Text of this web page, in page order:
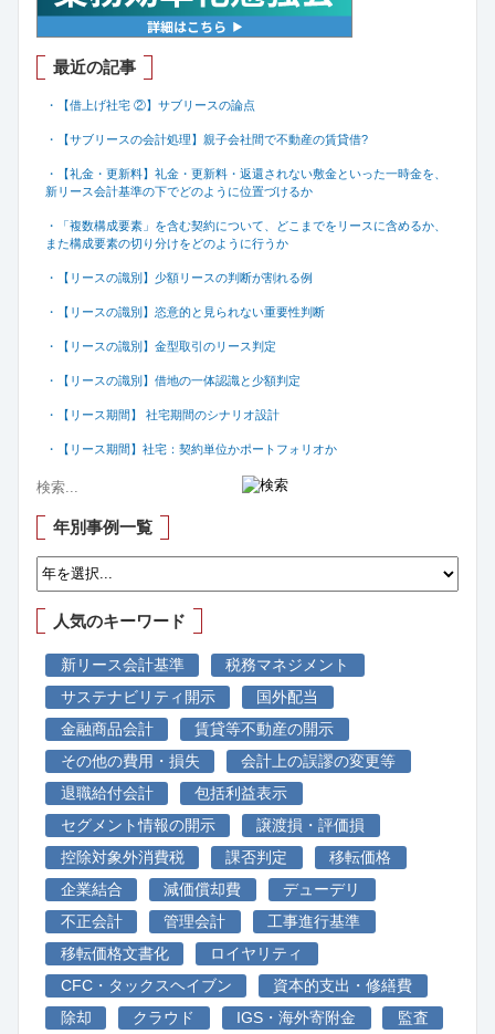
最近の記事
・【借上げ社宅 ②】サブリースの論点
・【サブリースの会計処理】親子会社間で不動産の賃貸借?
・【礼金・更新料】礼金・更新料・返還されない敷金といった一時金を、
新リース会計基準の下でどのように位置づけるか
・「複数構成要素」を含む契約について、どこまでをリースに含めるか、
また構成要素の切り分けをどのように行うか
・【リースの識別】少額リースの判断が割れる例
・【リースの識別】恣意的と見られない重要性判断
・【リースの識別】金型取引のリース判定
・【リースの識別】借地の一体認識と少額判定
・【リース期間】 社宅期間のシナリオ設計
・【リース期間】社宅：契約単位かポートフォリオか
年別事例一覧
人気のキーワード
新リース会計基準
税務マネジメント
サステナビリティ開示
国外配当
金融商品会計
賃貸等不動産の開示
その他の費用・損失
会計上の誤謬の変更等
退職給付会計
包括利益表示
セグメント情報の開示
譲渡損・評価損
控除対象外消費税
課否判定
移転価格
企業結合
減価償却費
デューデリ
不正会計
管理会計
工事進行基準
移転価格文書化
ロイヤリティ
CFC・タックスヘイブン
資本的支出・修繕費
除却
クラウド IGS・海外寄附金 監査